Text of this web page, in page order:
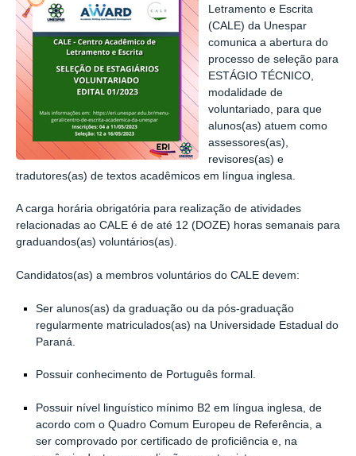
Letramento e Escrita
(CALE) da Unespar
comunica a abertura do
processo de seleção para
ESTÁGIO TÉCNICO,
modalidade de
voluntariado, para que
alunos(as) atuem como
assessores(as),
revisores(as) e
tradutores(as) de textos acadêmicos em língua inglesa.
A carga horária obrigatória para realização de atividades
relacionadas ao CALE é de até 12 (DOZE) horas semanais para
graduandos(as) voluntários(as).
Candidatos(as) a membros voluntários do CALE devem:
Ser alunos(as) da graduação ou da pós-graduação
regularmente matriculados(as) na Universidade Estadual do
Paraná.
Possuir conhecimento de Português formal.
Possuir nível linguístico mínimo B2 em língua inglesa, de
acordo com o Quadro Comum Europeu de Referência, a
ser comprovado por certificado de proficiência e, na